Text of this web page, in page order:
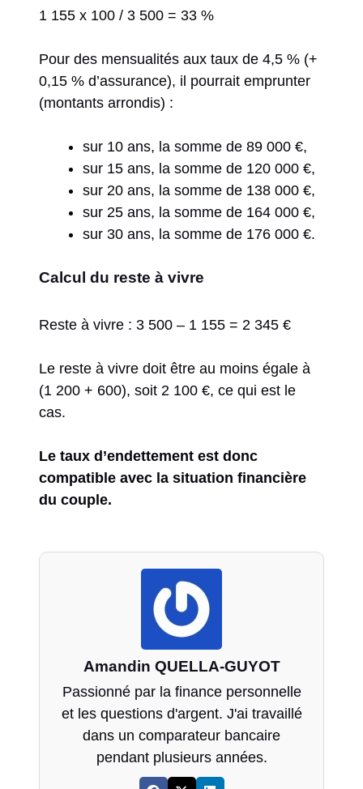
1 155 x 100 / 3 500 = 33 %
Pour des mensualités aux taux de 4,5 % (+
0,15 % d’assurance), il pourrait emprunter
(montants arrondis) :
sur 10 ans, la somme de 89 000 €,
sur 15 ans, la somme de 120 000 €,
sur 20 ans, la somme de 138 000 €,
sur 25 ans, la somme de 164 000 €,
sur 30 ans, la somme de 176 000 €.
Calcul du reste à vivre
Reste à vivre : 3 500 – 1 155 = 2 345 €
Le reste à vivre doit être au moins égale à
(1 200 + 600), soit 2 100 €, ce qui est le
cas.
Le taux d’endettement est donc
compatible avec la situation financière
du couple.
Amandin QUELLA-GUYOT
Passionné par la finance personnelle
et les questions d'argent. J'ai travaillé
dans un comparateur bancaire
pendant plusieurs années.